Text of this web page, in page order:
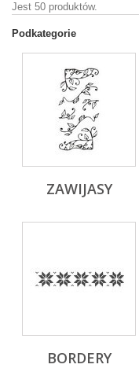
Jest 50 produktów.
Podkategorie
ZAWIJASY
BORDERY